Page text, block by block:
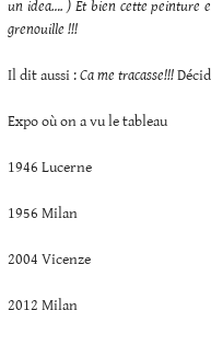
un idea…. )Et bien cette peinture
grenouille !!!
Il dit aussi :Ca me tracasse!!!
Expo où on a vu le tableau
1946 Lucerne
1956 Milan
2004 Vicenze
2012 Milan